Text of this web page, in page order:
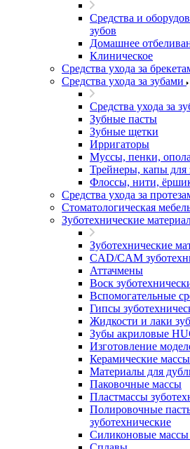
Средства и
зубов
Домашнее
Клиническое
Средства ухода за
Средства ухода за зубами
Средства ухода за
Зубные пасты
Зубные щетки
Ирригаторы
Муссы, пенки,
Трейнеры, капы для
Флоссы, нити,
Средства ухода за
Стоматологическая
Зуботехнические
Зуботехнические
CAD/CAM
Аттачмены
Воск
Вспомогательные
Гипсы
Жидкости и лаки
Зубы акриловые
Изготовление
Керамические
Материалы для
Паковочные массы
Пластмассы
Полировочные
зуботехнические
Силиконовые массы